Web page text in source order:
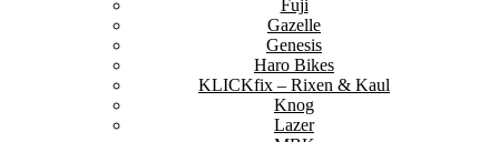
Fuji
Gazelle
Genesis
Haro Bikes
KLICKfix – Rixen & Kaul
Knog
Lazer